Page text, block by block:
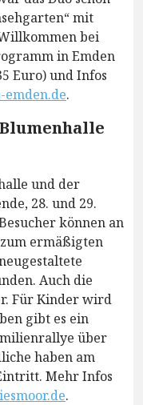
mit
bei
in Emden
Euro) und Infos
.
und der
28. und 29.
können an
ermäßigten
Auch die
Für Kinder wird
gibt es ein
über
haben am
Mehr Infos
.